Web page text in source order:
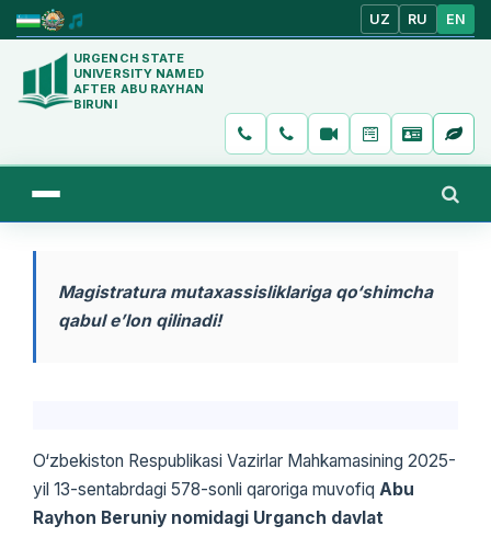
UZ RU EN
URGENCH STATE
UNIVERSITY NAMED
AFTER ABU RAYHAN
BIRUNI
Magistratura mutaxassisliklariga qo‘shimcha
qabul e’lon qilinadi!
O‘zbekiston Respublikasi Vazirlar Mahkamasining 2025-
yil 13-sentabrdagi 578-sonli qaroriga muvofiq Abu
Rayhon Beruniy nomidagi Urganch davlat